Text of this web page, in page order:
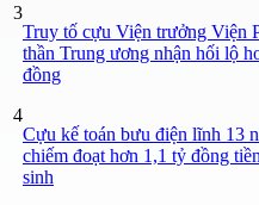
3
Truy tố cựu Viện trưởng Viện
thần Trung ương nhận hối lộ
đồng
4
Cựu kế toán bưu điện lĩnh 13
chiếm đoạt hơn 1,1 tỷ đồng
sinh